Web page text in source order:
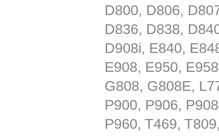
D800, D806,
D836, D838,
D908i, E840,
E908, E950,
G808, G808E,
P900, P906,
P960, T469,